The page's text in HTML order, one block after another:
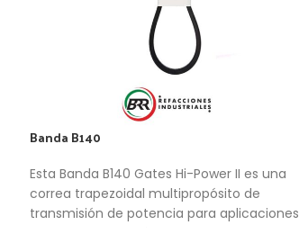
Banda B140
Esta Banda B140 Gates Hi-Power II es una
correa trapezoidal multipropósito de
transmisión de potencia para aplicaciones